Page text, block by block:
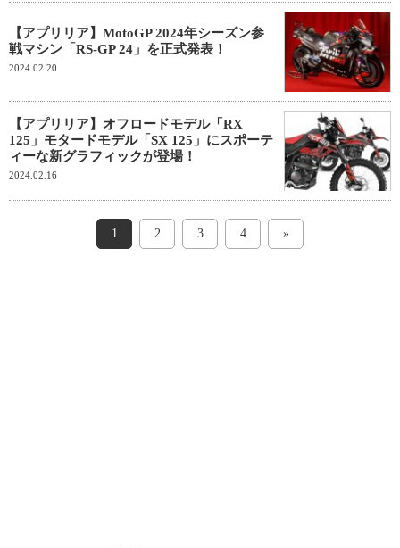
【アプリリア】MotoGP 2024年シーズン参
戦マシン「RS-GP 24」を正式発表！
2024.02.20
【アプリリア】オフロードモデル「RX
125」モタードモデル「SX 125」にスポーテ
ィーな新グラフィックが登場！
2024.02.16
1 2 3 4 »